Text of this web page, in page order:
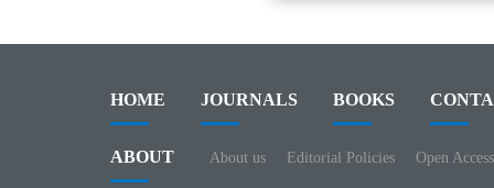
HOME JOURNALS BOOKS
ABOUT About us Editorial Policies Open